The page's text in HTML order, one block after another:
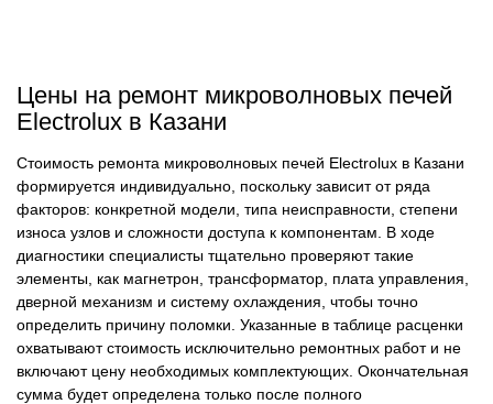
Цены на ремонт микроволновых печей
Electrolux в Казани
Стоимость ремонта микроволновых печей Electrolux в Казани
формируется индивидуально, поскольку зависит от ряда
факторов: конкретной модели, типа неисправности, степени
износа узлов и сложности доступа к компонентам. В ходе
диагностики специалисты тщательно проверяют такие
элементы, как магнетрон, трансформатор, плата управления,
дверной механизм и систему охлаждения, чтобы точно
определить причину поломки. Указанные в таблице расценки
охватывают стоимость исключительно ремонтных работ и не
включают цену необходимых комплектующих. Окончательная
сумма будет определена только после полного